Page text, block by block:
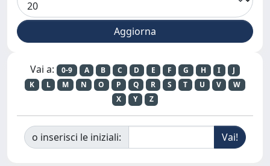
Vai a: 0-9 A B C D E F G H I
J
K
L M N O P Q R S T U V
W
X
Y Z
o inserisci le iniziali: